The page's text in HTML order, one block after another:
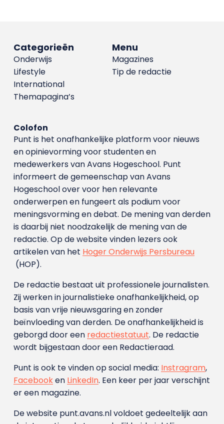
Menu
Magazines
Tip de redactie
Categorieën
Onderwijs
Lifestyle
International
Themapagina’s
Colofon
Punt is het onafhankelijke platform voor nieuws
en opinievorming voor studenten en
medewerkers van Avans Hoge­school. Punt
informeert de gemeenschap van Avans
Hogeschool over voor hen relevante
onderwerpen en fungeert als podium voor
meningsvorming en debat. De mening van derden
is daarbij niet noodzakelijk de mening van de
redactie. Op de website vinden lezers ook
artikelen van het Hoger Onderwijs Persbureau
(HOP).
De redactie bestaat uit professionele journalisten.
Zij werken in journalistieke onafhankelijkheid, op
basis van vrije nieuwsgaring en zonder
beïnvloeding van derden. De onafhankelijkheid is
geborgd door een redactiestatuut. De redactie
wordt bijgestaan door een Redactieraad.
Punt is ook te vinden op social media: Instragram,
Facebooken LinkedIn. Een keer per jaar verschijnt
er een magazine.
De website punt.avans.nl voldoet gedeeltelijk aan